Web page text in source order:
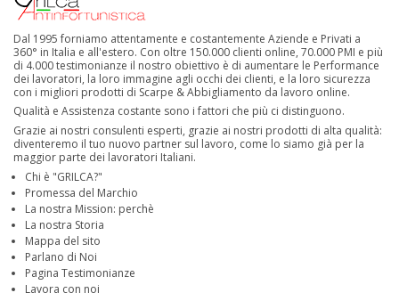
Dal 1995 forniamo attentamente e costantemente Aziende e Privati a
360° in Italia e all'estero. Con oltre 150.000 clienti online, 70.000 PMI e più
di 4.000 testimonianze il nostro obiettivo è di aumentare le Performance
dei lavoratori, la loro immagine agli occhi dei clienti, e la loro sicurezza
con i migliori prodotti di Scarpe & Abbigliamento da lavoro online.
Qualità e Assistenza costante sono i fattori che più ci distinguono.
Grazie ai nostri consulenti esperti, grazie ai nostri prodotti di alta qualità:
diventeremo il tuo nuovo partner sul lavoro, come lo siamo già per la
maggior parte dei lavoratori Italiani.
Chi è "GRILCA?"
Promessa del Marchio
La nostra Mission: perchè
La nostra Storia
Mappa del sito
Parlano di Noi
Pagina Testimonianze
Lavora con noi